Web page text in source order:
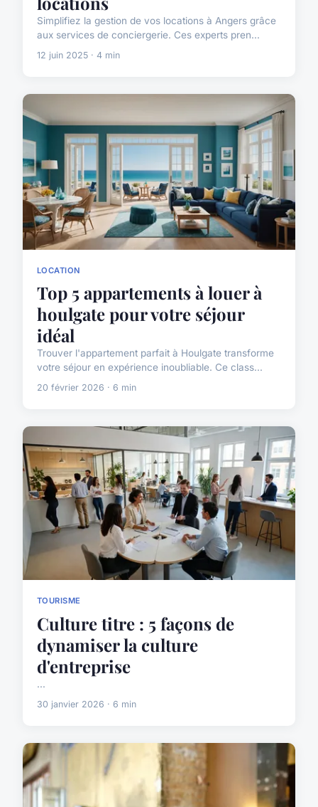
Simplifiez la gestion de vos locations à Angers grâce
aux services de conciergerie. Ces experts pren...
12 juin 2025 · 4 min
LOCATION
Top 5 appartements à louer à
houlgate pour votre séjour
idéal
Trouver l'appartement parfait à Houlgate transforme
votre séjour en expérience inoubliable. Ce class...
20 février 2026 · 6 min
TOURISME
Culture titre : 5 façons de
dynamiser la culture
d'entreprise
...
30 janvier 2026 · 6 min